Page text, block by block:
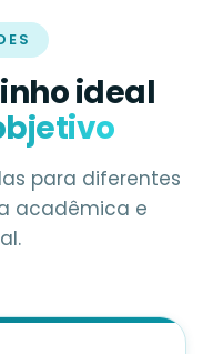
ideal
para diferentes
acadêmica e